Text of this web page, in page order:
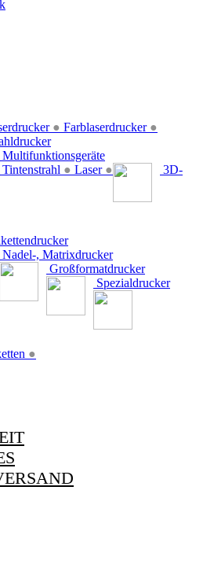
● Farblaserdrucker ●
Multifunktionsgeräte
Tintenstrahl ● Laser ● 3D-
Nadel-, Matrixdrucker
Großformatdrucker
Spezialdrucker
●